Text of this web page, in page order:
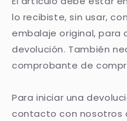
lo recibiste, sin usar,
embalaje original, para
devolución. También
comprobante de
Para iniciar una
contacto con nosotros